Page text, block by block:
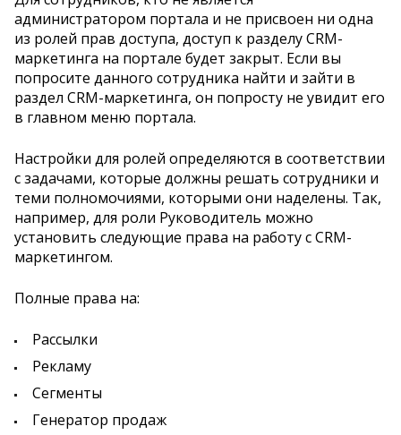
администратором портала и не присвоен ни одна
из ролей прав доступа, доступ к разделу CRM-
маркетинга на портале будет закрыт. Если вы
попросите данного сотрудника найти и зайти в
раздел CRM-маркетинга, он попросту не увидит его
в главном меню портала.
Настройки для ролей определяются в соответствии
с задачами, которые должны решать сотрудники и
теми полномочиями, которыми они наделены. Так,
например, для роли Руководитель можно
установить следующие права на работу с CRM-
маркетингом.
Полные права на:
Рассылки
Рекламу
Сегменты
Генератор продаж